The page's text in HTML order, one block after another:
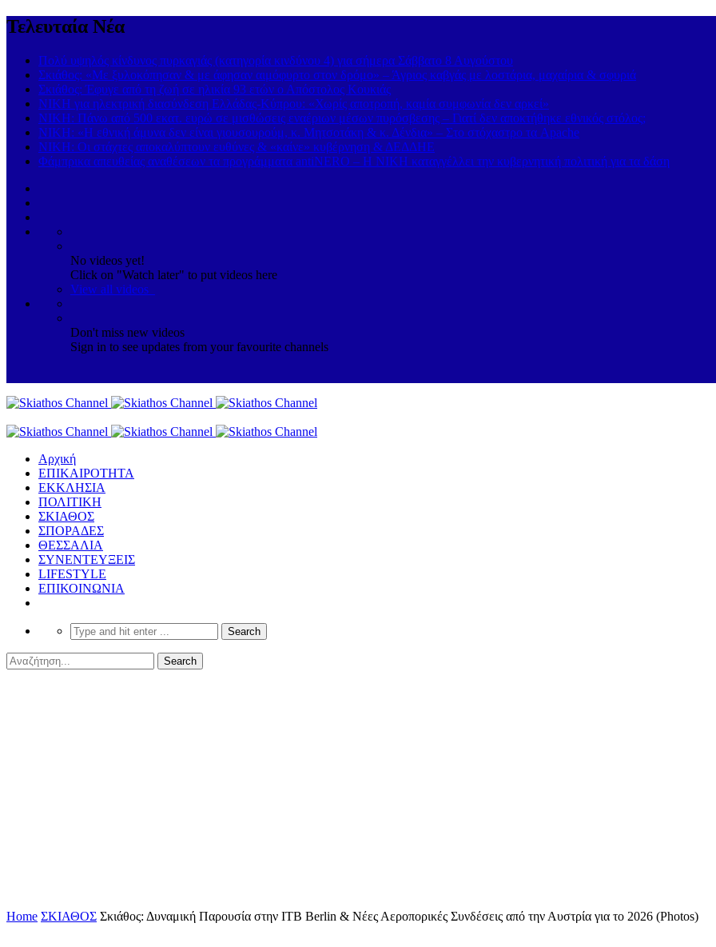
Τελευταία Νέα
Πολύ υψηλός κίνδυνος πυρκαγιάς (κατηγορία κινδύνου 4) για σήμερα Σάββατο 8 Αυγούστου
Σκιάθος: «Με ξυλοκόπησαν & με άφησαν αιμόφυρτο στον δρόμο» – Άγριος καβγάς με λοστάρια, μαχαίρια & σφυριά
Σκιάθος: Έφυγε από τη ζωή σε ηλικία 93 ετών ο Απόστολος Κουκιάς
ΝΙΚΗ για ηλεκτρική διασύνδεση Ελλάδας-Κύπρου: «Χωρίς αποτροπή, καμία συμφωνία δεν αρκεί»
ΝΙΚΗ: Πάνω από 500 εκατ. ευρώ σε μισθώσεις εναέριων μέσων πυρόσβεσης – Γιατί δεν αποκτήθηκε εθνικός στόλος;
ΝΙΚΗ: «Η εθνική άμυνα δεν είναι γιουσουρούμ, κ. Μητσοτάκη & κ. Δένδια» – Στο στόχαστρο τα Apache
ΝΙΚΗ: Οι στάχτες αποκαλύπτουν ευθύνες & «καίνε» κυβέρνηση & ΔΕΔΔΗΕ
Φάμπρικα απευθείας αναθέσεων τα προγράμματα antiNERO – Η ΝΙΚΗ καταγγέλλει την κυβερνητική πολιτική για τα δάση
No videos yet!
Click on "Watch later" to put videos here
View all videos
Don't miss new videos
Sign in to see updates from your favourite channels
Αρχική
ΕΠΙΚΑΙΡΟΤΗΤΑ
ΕΚΚΛΗΣΙΑ
ΠΟΛΙΤΙΚΗ
ΣΚΙΑΘΟΣ
ΣΠΟΡΑΔΕΣ
ΘΕΣΣΑΛΙΑ
ΣΥΝΕΝΤΕΥΞΕΙΣ
LIFESTYLE
ΕΠΙΚΟΙΝΩΝΙΑ
Home ΣΚΙΑΘΟΣ Σκιάθος: Δυναμική Παρουσία στην ITB Berlin & Νέες Αεροπορικές Συνδέσεις από την Αυστρία για το 2026 (Photos)